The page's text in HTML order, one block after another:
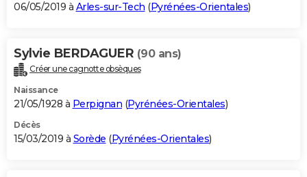
06/05/2019 à Arles-sur-Tech (Pyrénées-Orientales)
Sylvie BERDAGUER (90 ans)
Créer une cagnotte obsèques
Naissance
21/05/1928 à Perpignan (Pyrénées-Orientales)
Décès
15/03/2019 à Sorède (Pyrénées-Orientales)